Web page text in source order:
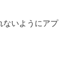
ないようにアプ